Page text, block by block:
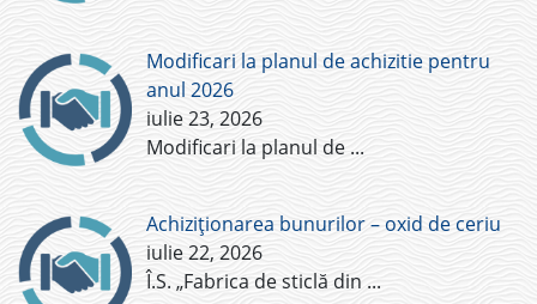
Modificari la planul de achizitie pentru
anul 2026
iulie 23, 2026
Modificari la planul de ...
Achiziționarea bunurilor – oxid de ceriu
iulie 22, 2026
Î.S. „Fabrica de sticlă din ...